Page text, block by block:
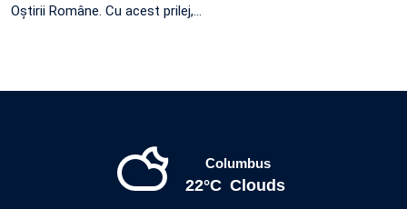
Oștirii Române. Cu acest prilej,…
Columbus
22°C Clouds